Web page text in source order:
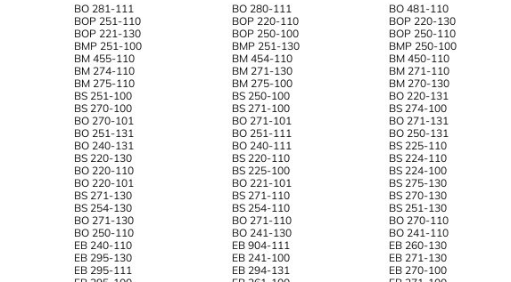
BO 281-111 BO 280-111 BO 481-110
BOP 251-110
BOP 220-110 BOP 220-130
BOP 221-130
BOP 250-100 BOP 250-110
BMP 251-100
BMP 251-130 BMP 250-100
BM 455-110
BM 454-110 BM 450-110
BM 274-110
BM 271-130 BM 271-110
BM 275-110
BM 275-100 BM 270-130
BS 251-100
BS 250-100 BO 220-131
BS 270-100
BS 271-100 BS 274-100
BO 270-101
BO 271-101 BO 271-131
BO 251-131
BO 251-111 BO 250-131
BO 240-131
BO 240-111 BS 225-110
BS 220-130
BS 220-110 BS 224-110
BO 220-110
BS 225-100 BS 224-100
BO 220-101
BO 221-101 BS 275-130
BS 271-130
BS 271-110 BS 270-130
BS 254-130
BS 254-110 BS 251-130
BO 271-130
BO 271-110 BO 270-110
BO 250-110
BO 241-130 BO 241-110
EB 240-110
EB 904-111 EB 260-130
EB 295-130
EB 241-100 EB 271-130
EB 295-111
EB 294-131 EB 270-100